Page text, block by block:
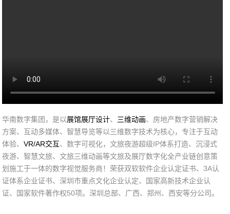
华南数字集团，是以展馆展厅设计、 三维动画、房地产数字营销解决
方案、互动多媒体、智慧导览等以三维数字技术为核心，专注于互动
体验、VR/AR交互、数字可视化，文旅夜游超级IP体系打造、沉浸式
夜游、智慧文旅、文旅三维动画等文旅及展厅数字化全产业链创意策
划施工于一体的数字视觉服务商！ 荣获双软软件企业认定证书、3A认
证体系企业证书、深圳市重点文化企业认定、国家高新技术企业认
证、国家软件著作权50项。深圳总部、广西、郑州、西安等分公司。